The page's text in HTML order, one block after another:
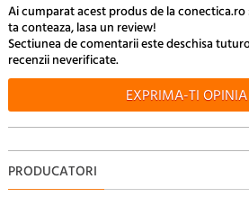
Ai cumparat acest produs de la conectica.ro
ta conteaza, lasa un review!
Sectiunea de comentarii este deschisa
recenzii neverificate.
EXPRIMA-TI OPINIA
PRODUCATORI